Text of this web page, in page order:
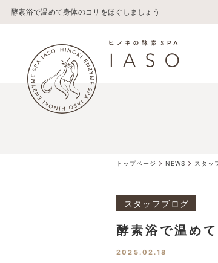
酵素浴で温めて身体のコリをほぐしましょう
トップページ NEWS スタッ
スタッフブログ
酵素浴で温め
2025.02.18